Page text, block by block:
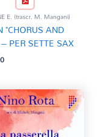
E. (trascr. M. Mangani)
"CHORUS AND
PER SETTE SAX